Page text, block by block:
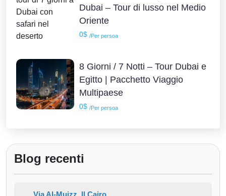
Dubai – Tour di lusso nel Medio
Oriente
0$ /Per persoa
8 Giorni / 7 Notti – Tour Dubai e
Egitto | Pacchetto Viaggio
Multipaese
0$ /Per persoa
Blog recenti
Via Al-Muizz, Il Cairo